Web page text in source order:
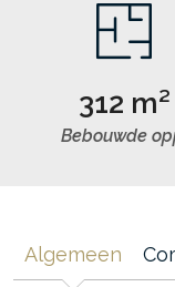
312 m²
Bebouwde
Algemeen